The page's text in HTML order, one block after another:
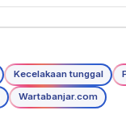
Kecelakaan tunggal
Wartabanjar.com